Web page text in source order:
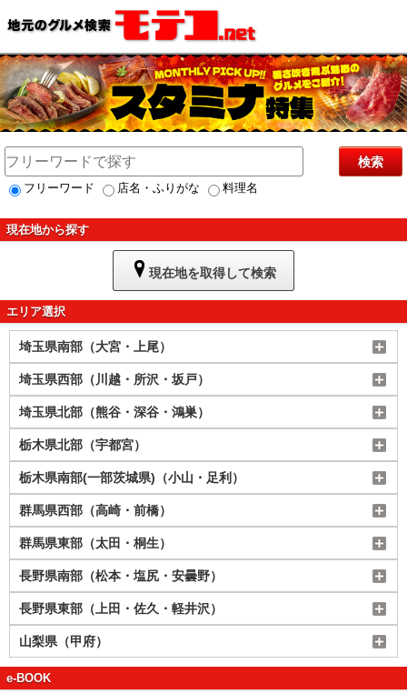
検索
フリーワード 店名・ふりがな 料理名
現在地から探す
現在地を取得して検索
エリア選択
埼玉県南部（大宮・上尾）
埼玉県西部（川越・所沢・坂戸）
埼玉県北部（熊谷・深谷・鴻巣）
栃木県北部（宇都宮）
栃木県南部(一部茨城県)（小山・足利）
群馬県西部（高崎・前橋）
群馬県東部（太田・桐生）
長野県南部（松本・塩尻・安曇野）
長野県東部（上田・佐久・軽井沢）
山梨県（甲府）
e-BOOK